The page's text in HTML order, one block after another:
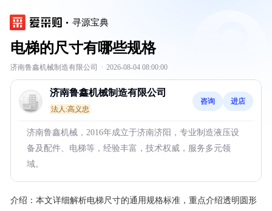
寻源宝典
电梯的尺寸有哪些规格
济南鲁鑫机械制造有限公司 · 2026-08-04 08:00:00
济南鲁鑫机械制造有限公司
法人:高义忠
咨询 进店
济南鲁鑫机械，2016年成立于济南济阳，专业制造液压设
备及配件、电梯等，经验丰富，技术权威，服务多元领
域。
介绍： 本文详细解析电梯尺寸的通用规格标准，重点介绍透明圆形